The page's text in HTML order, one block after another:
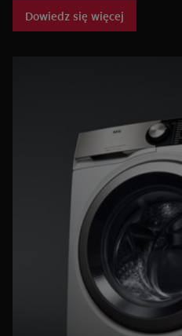
Dowiedz się więcej